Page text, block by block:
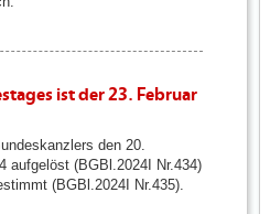
ist der 23. Februar
den 20.
aufgelöst (BGBl.2024I Nr.434)
(BGBl.2024I Nr.435).